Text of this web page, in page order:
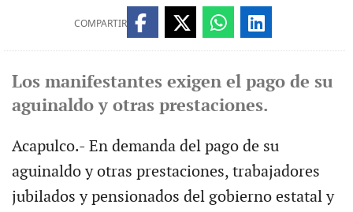
COMPARTIR
Los manifestantes exigen el pago de su
aguinaldo y otras prestaciones.
Acapulco.- En demanda del pago de su
aguinaldo y otras prestaciones, trabajadores
jubilados y pensionados del gobierno estatal y